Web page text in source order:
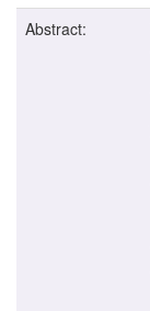
Abstract: